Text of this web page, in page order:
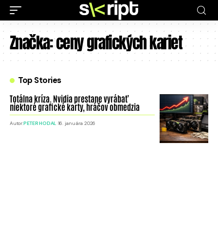
Značka:ceny grafických kariet
Top Stories
Totálna kríza. Nvidia prestane vyrábať
niektoré grafické karty, hráčov obmedzia
Autor:PETER HODAL 16. januára 2026